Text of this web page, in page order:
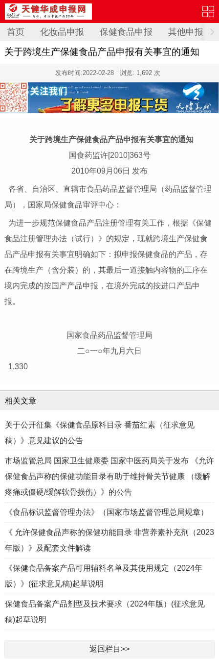
首页 化妆品申报 保健食品申报 其他申报
关于跨境生产保健食品产品申报有关事宜的通知
发布时间:2022-02-28 浏览: 1,692 次
关于跨境生产保健食品产品申报有关事宜的通知
国食药监许[2010]363号
2010年09月06日 发布
各省、自治区、直辖市食品药品监督管理局（药品监督管理
局），国家局保健食品审评中心：
为进一步规范保健食品产品注册管理有关工作，根据《保健
食品注册管理办法（试行）》的规定，现就跨境生产保健食
品产品申报有关事宜明确如下：拟申报保健食品的产品，存
在跨境生产（含分装）的，其最后一道接触内容物的工序在
境内完成的按国产产品申报，在境外完成的按进口产品申
报。
国家食品药品监督管理局
二○一○年九月六日
1,330
相关文章
关于公开征集《保健食品原料目录 番茄红素（征求意见
稿）》意见建议的公告
市场监管总局 国家卫生健康委 国家中医药局关于发布 《允许
保健食品声称的保健功能目录有助于维持骨关节健康 （缓解
疼痛或僵硬/缓解软骨损伤）》的公告
《食品标识监督管理办法》（国家市场监督管理总局规章）
《 允许保健食品声称的保健功能目录 非营养素补充剂（2023
年版）》及配套文件解读
《保健食品备案产品可用辅料名单及其使用规定（2024年
版）》(征求意见稿)起草说明
保健食品备案产品剂型及技术要求（2024年版）(征求意见
稿)起草说明
返回栏目>>